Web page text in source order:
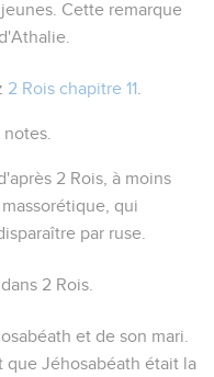
Cette remarque
2 Rois chapitre 11
2 Rois, à moins
qui
par ruse.
2 Rois.
et de son mari.
que Jéhosabéath était la